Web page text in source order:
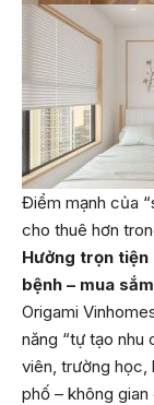
Điểm mạnh của
cho thuê hơn
Hưởng trọn tiện
bệnh – mua
Origami
năng “tự tạo nhu
viên, trường học,
phố – không